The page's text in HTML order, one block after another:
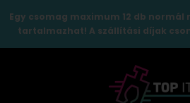
Egy csomag maximum 12 db
tartalmazhat! A szállítási díjak
TopItal